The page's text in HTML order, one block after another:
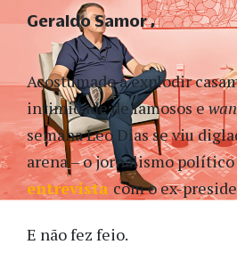
Acostumado a explodir
intimidade de famosos e
semana Leo Dias se viu
arena – o jornalismo
entrevista com o ex-
E não fez feio.
Geraldo Samor